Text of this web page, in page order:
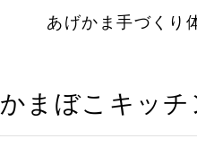
あげかま手づくり
かまぼこキッチ